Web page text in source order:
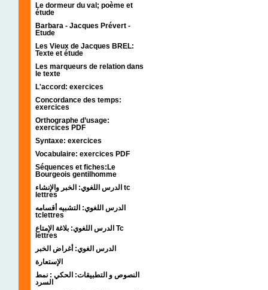
Le dormeur du val; poème et
étude
Barbara - Jacques Prévert -
Etude
Les Vieux de Jacques BREL:
Texte et étude
Les marqueurs de relation dans
le texte
L'accord: exercices
Concordance des temps:
exercices
Orthographe d’usage:
exercices PDF
Syntaxe: exercices
Vocabulaire: exercices PDF
Séquences et fiches:Le
Bourgeois gentilhomme
الدرس اللغوي: الخبر والإنشاء tc
lettres
الدرس اللغوي: التشبيه أقسامه
tclettres
الدرس اللغوي: بلاغة الإمتاع Tc
lettres
الدرس الغوي: أغراض الخبر
الإستعارة
النصوص و التطبيقات: الحكي : نمط
السرد